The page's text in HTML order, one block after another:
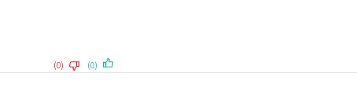
(0)
(0)